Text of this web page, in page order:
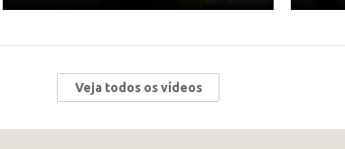
Veja todos os vídeos